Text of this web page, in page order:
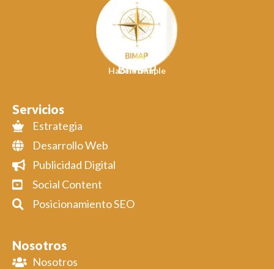
BIMAP
Hacelo Simple
Servicios
Estrategia
Desarrollo Web
Publicidad Digital
Social Content
Posicionamiento SEO
Nosotros
Nosotros